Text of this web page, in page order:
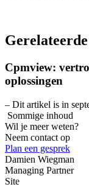
Cpmview:
oplossingen
– Dit artikel is in
Sommige inhoud
Wil je meer weten?
Neem contact op
Plan een gesprek
Damien Wiegman
Managing Partner
Site